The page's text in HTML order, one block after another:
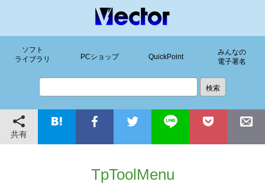
ソフト
ライブラリ
PCショップ QuickPoint
みんなの
電子署名
共有
TpToolMenu